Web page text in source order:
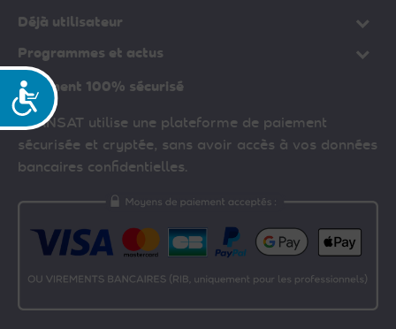
Accessibilité
Déjà utilisateur
Programmes et actus
Paiement 100% sécurisé
FRANSAT utilise une plateforme de paiement
sécurisée et cryptée, sans avoir accès à vos données
bancaires confidentielles.